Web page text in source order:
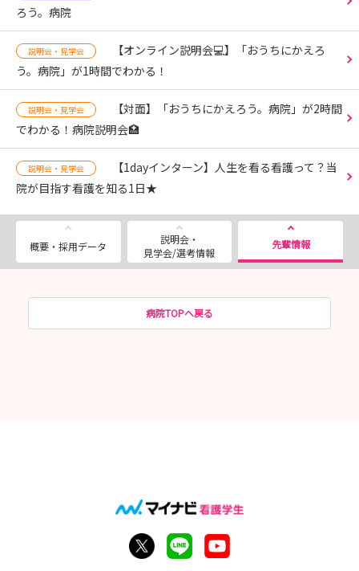
ろう。病院
説明会・見学会
【オンライン説明会💻】「おうちにかえろ
う。病院」が1時間でわかる！
説明会・見学会
【対面】「おうちにかえろう。病院」が2時間
でわかる！病院説明会🏥
説明会・見学会
【1dayインターン】人生を看る看護って？当
院が目指す看護を知る1日★
概要・採用データ
説明会・
見学会/選考情報
先輩情報
病院TOPへ戻る